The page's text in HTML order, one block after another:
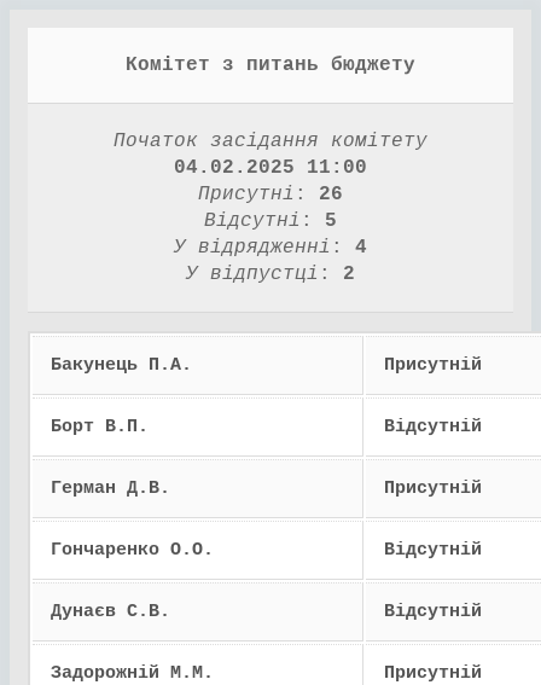
Комітет з питань бюджету
Початок засідання комітету
04.02.2025 11:00
Присутні :
26
Відсутні :
5
У відрядженні :
4
У відпустці : 2
Бакунець П.А. Присутній
Борт В.П. Відсутній
Герман Д.В. Присутній
Гончаренко О.О. Відсутній
Дунаєв С.В. Відсутній
Задорожній М.М. Присутній